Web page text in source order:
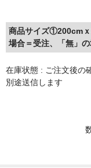
商品サイズ①200cm
場合＝受注、「無」
在庫状態 : ご注文後の
別途送信します